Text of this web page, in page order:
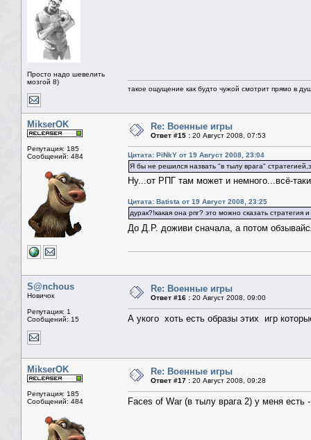
Просто надо шевелить
мозгой 8)
такое ощущение как будто чужой смотрит прямо в
MikserOK
Репутация: 185
Сообщений: 484
Re: Военные игры
Ответ #15 : 20 Август 2008, 07:53
Цитата: PiNkY от 19 Август 2008, 23:04
Я бы не решился назвать "в тылу врага"
Ну...от РПГ там может и немного...всё-
Цитата: Batista от 19 Август 2008, 23:25
дурак?!какая она рпг? это можно сказать
До Д.Р. доживи сначала, а потом
S@nchous
Новичок
Репутация: 1
Сообщений: 15
Re: Военные игры
Ответ #16 : 20 Август 2008, 09:00
А укого хоть есть образы этих игр
MikserOK
Репутация: 185
Сообщений: 484
Re: Военные игры
Ответ #17 : 20 Август 2008, 09:28
Faces of War (в тылу врага 2) у меня есть